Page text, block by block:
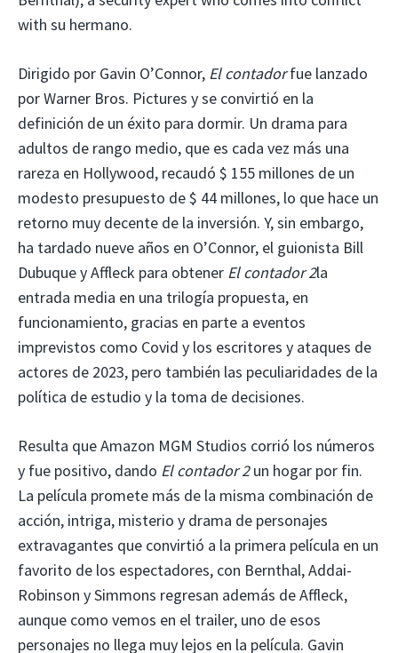
with su hermano.
Dirigido por Gavin O’Connor, El contadorfue lanzado
por Warner Bros. Pictures y se convirtió en la
definición de un éxito para dormir. Un drama para
adultos de rango medio, que es cada vez más una
rareza en Hollywood, recaudó $ 155 millones de un
modesto presupuesto de $ 44 millones, lo que hace un
retorno muy decente de la inversión. Y, sin embargo,
ha tardado nueve años en O’Connor, el guionista Bill
Dubuque y Affleck para obtener El contador 2la
entrada media en una trilogía propuesta, en
funcionamiento, gracias en parte a eventos
imprevistos como Covid y los escritores y ataques de
actores de 2023, pero también las peculiaridades de la
política de estudio y la toma de decisiones.
Resulta que Amazon MGM Studios corrió los números
y fue positivo, dando El contador 2un hogar por fin.
La película promete más de la misma combinación de
acción, intriga, misterio y drama de personajes
extravagantes que convirtió a la primera película en un
favorito de los espectadores, con Bernthal, Addai-
Robinson y Simmons regresan además de Affleck,
aunque como vemos en el trailer, uno de esos
personajes no llega muy lejos en la película. Gavin